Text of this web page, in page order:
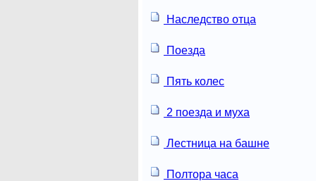
Наследство отца
Поезда
Пять колес
2 поезда и муха
Лестница на башне
Полтора часа